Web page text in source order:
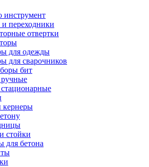
инструмент
переходники
отвертки
для одежды
для сварочников
бит
кернеры
стойки
для бетона